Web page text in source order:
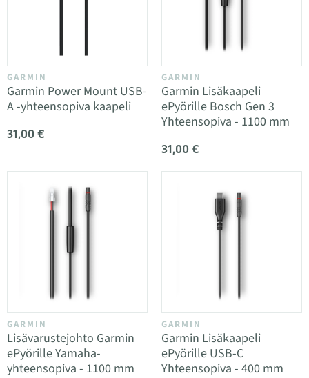
GARMIN
Garmin Power Mount USB-
A -yhteensopiva kaapeli
31,00 €
GARMIN
Garmin Lisäkaapeli
ePyörille Bosch Gen 3
Yhteensopiva - 1100 mm
31,00 €
GARMIN
Lisävarustejohto Garmin
ePyörille Yamaha-
yhteensopiva - 1100 mm
GARMIN
Garmin Lisäkaapeli
ePyörille USB-C
Yhteensopiva - 400 mm